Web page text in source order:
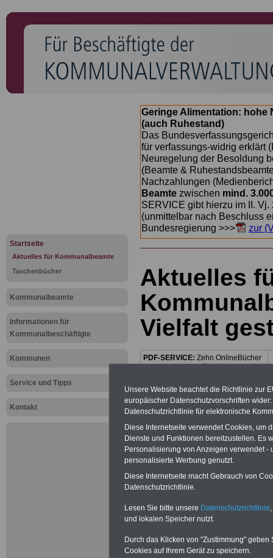
Startseite
Aktuelles für Kommunalbeamte
Taschenbücher
Kommunalbeamte
Informationen für
Kommunalbeschäftigte
Kommunen
Service und Tipps
Kontakt
Geringe Alimentation: hohe
(auch Ruhestand)
Das
für verfassungs-widrig erklärt
Neuregelung der Besoldung
(Beamte &
Nachzahlungen
Beamte zwischen mind.
SERVICE gibt hierzu im II.
(unmittelbar nach Beschluss
Bundesregierung >>>
zur
Aktuelles
Vielfalt
PDF-SERVICE: Zehn OnlineBücher
15 Euro im Jahr - auch für
Beschäftigte der kommunalen
Verwaltunggeeignet. Sie können
alle Bücher und eBooks
herunterladen, lesen und
ausdrucken: Wissenswertes zum
Beamtenrecht, Beihilfe,
Beamtenversorgung,
Tarifrecht
Nebentätig-keitsrecht, Berufseinstieg
und Frauen im öffentlichen Dienst
>>>mehr Informationen
Mehr
Unsere Website beachtet die Richtlinie zur
europäischer Datenschutzvorschriften
Datenschutzrichtlinie für elektronische
Diese Internetseite verwendet Cookies, um
Dienste und Funktionen bereitzustellen. Es
Personalisierung von Anzeigen verwendet
personalisierte Werbung genutzt.
Diese Internetseite macht Gebrauch von
Datenschutzrichtlinie.
Lesen Sie bitte unsere Datenschutzrichtlinie
und lokalen Speicher nutzt.
Durch das Klicken von "Zustimmung"
Cookies auf Ihrem Gerät zu speichern.